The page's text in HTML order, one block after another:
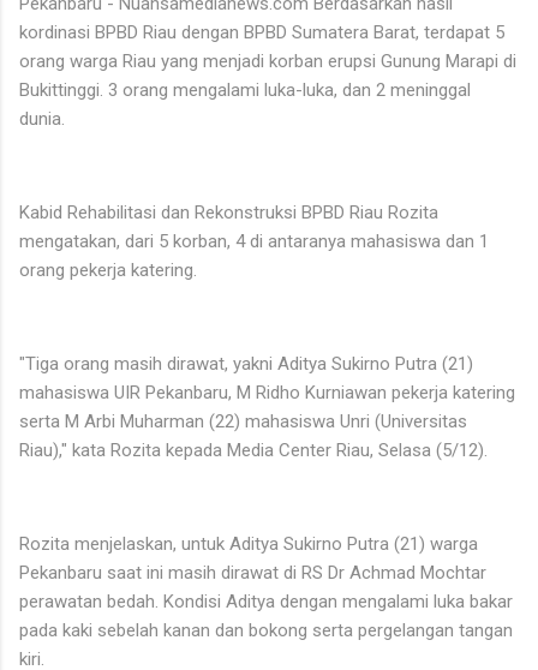
kordinasi BPBD Riau dengan BPBD Sumatera Barat, terdapat 5
orang warga Riau yang menjadi korban erupsi Gunung Marapi di
Bukittinggi. 3 orang mengalami luka-luka, dan 2 meninggal
dunia.
Kabid Rehabilitasi dan Rekonstruksi BPBD Riau Rozita
mengatakan, dari 5 korban, 4 di antaranya mahasiswa dan 1
orang pekerja katering.
"Tiga orang masih dirawat, yakni Aditya Sukirno Putra (21)
mahasiswa UIR Pekanbaru, M Ridho Kurniawan pekerja katering
serta M Arbi Muharman (22) mahasiswa Unri (Universitas
Riau)," kata Rozita kepada Media Center Riau, Selasa (5/12).
Rozita menjelaskan, untuk Aditya Sukirno Putra (21) warga
Pekanbaru saat ini masih dirawat di RS Dr Achmad Mochtar
perawatan bedah. Kondisi Aditya dengan mengalami luka bakar
pada kaki sebelah kanan dan bokong serta pergelangan tangan
kiri.